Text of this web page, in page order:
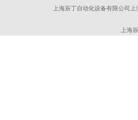
上海辰丁自动化设备有限公司
上海